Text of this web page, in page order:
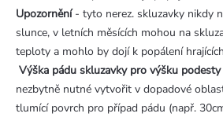
Upozornění- tyto nerez. skluzavky nikdy
slunce, v letních měsících mohou na
teploty a mohlo by dojí k popálení
Výška pádu skluzavky pro výšku
nezbytně nutné vytvořit v dopadové
tlumící povrch pro případ pádu (např.